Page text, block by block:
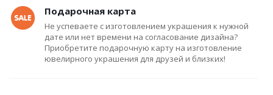
Подарочная карта
Не успеваете с изготовлением украшения к нужной
дате или нет времени на согласование дизайна?
Приобретите подарочную карту на изготовление
ювелирного украшения для друзей и близких!